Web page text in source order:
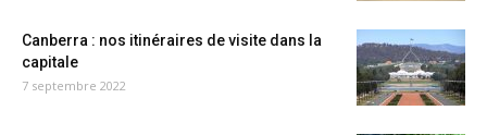
Canberra : nos itinéraires de visite dans la
capitale
7 septembre 2022